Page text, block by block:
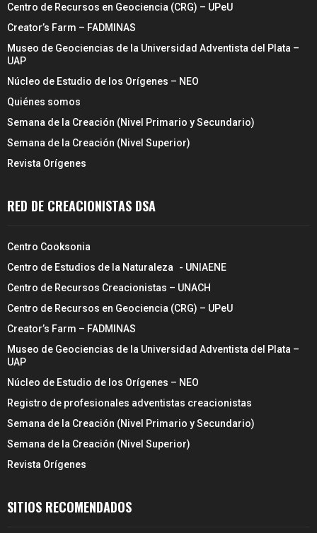
Centro de Recursos en Geociencia (CRG) – UPeU
Creator’s Farm – FADMINAS
Museo de Geociencias de la Universidad Adventista del Plata –
UAP
Núcleo de Estudio de los Orígenes – NEO
Quiénes somos
Semana de la Creación (Nivel Primario y Secundario)
Semana de la Creación (Nivel Superior)
Revista Orígenes
RED DE CREACIONISTAS DSA
Centro Cooksonia
Centro de Estudios de la Naturaleza - UNIAENE
Centro de Recursos Creacionistas – UNACH
Centro de Recursos en Geociencia (CRG) – UPeU
Creator’s Farm – FADMINAS
Museo de Geociencias de la Universidad Adventista del Plata –
UAP
Núcleo de Estudio de los Orígenes – NEO
Registro de profesionales adventistas creacionistas
Semana de la Creación (Nivel Primario y Secundario)
Semana de la Creación (Nivel Superior)
Revista Orígenes
SITIOS RECOMENDADOS